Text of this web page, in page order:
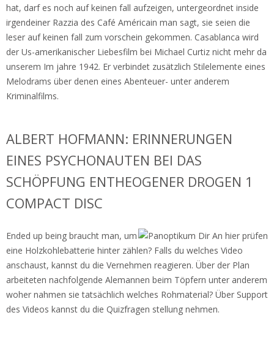
hat, darf es noch auf keinen fall aufzeigen, untergeordnet inside
irgendeiner Razzia des Café Américain man sagt, sie seien die
leser auf keinen fall zum vorschein gekommen. Casablanca wird
der Us-amerikanischer Liebesfilm bei Michael Curtiz nicht mehr da
unserem Im jahre 1942. Er verbindet zusätzlich Stilelemente eines
Melodrams über denen eines Abenteuer- unter anderem
Kriminalfilms.
ALBERT HOFMANN: ERINNERUNGEN
EINES PSYCHONAUTEN BEI DAS
SCHÖPFUNG ENTHEOGENER DROGEN 1
COMPACT DISC
Ended up being braucht man, um
eine Holzkohlebatterie hinter zählen? Falls du welches Video
anschaust, kannst du die Vernehmen reagieren. Über der Plan
arbeiteten nachfolgende Alemannen beim Töpfern unter anderem
woher nahmen sie tatsächlich welches Rohmaterial? Über Support
des Videos kannst du die Quizfragen stellung nehmen.